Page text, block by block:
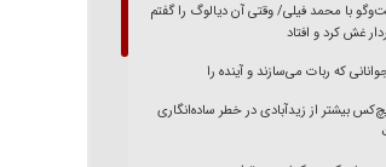
با محمد فیلی/ وقتی آن دیالوگ را گفتم
غش کرد و افتاد
که ربات می‌سازند و آینده را
بیشتر از زیدآبادی در خطر ساده‌انگاری